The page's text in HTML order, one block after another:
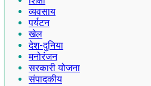
व्यवसाय
पर्यटन
खेल
देश-दुनिया
मनोरंजन
सरकारी योजना
संपादकीय